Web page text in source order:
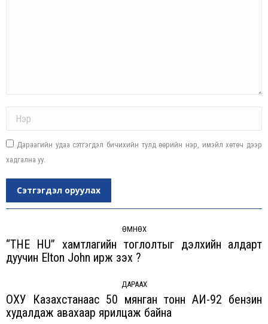
Дараагийн удаа сэтгэгдэл бичихийн тулд өөрийн нэр, имэйл хөтөч дээр
хадгална уу.
Сэтгэгдэл оруулах
ӨМНӨХ
Previous
“THE HU” xамтлагийн тоглолтыг дэлxийн алдарт
дуучин Elton John ирж үзэх үү?
ДАРААХ
Next
ОХУ Казахстанаас 50 мянган тонн АИ-92 бензин
худалдаж авахаар ярилцаж байна